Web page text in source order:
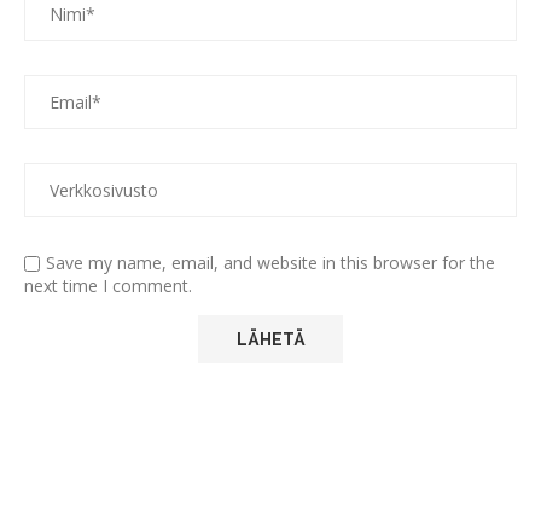
Save my name, email, and website in this browser for the
next time I comment.